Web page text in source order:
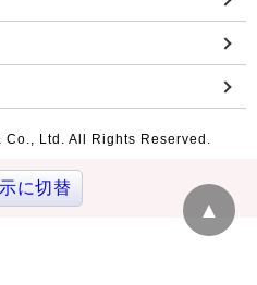
▲
Co., Ltd. All Rights Reserved.
に切替